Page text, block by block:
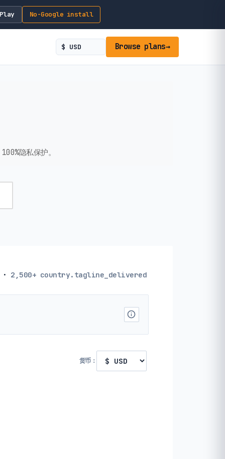
No-Google install
Browse plans→
隐私保护。
2,500+ country.tagline_delivered
货币：